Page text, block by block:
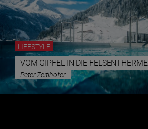
LIFESTYLE
VOM GIPFEL IN DIE FELSENTHERME
Peter Zeitlhofer